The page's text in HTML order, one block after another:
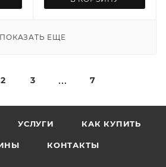
ПОКАЗАТЬ ЕЩЕ
2 3 7
УСЛУГИ КАК КУПИТЬ
КОНТАКТЫ